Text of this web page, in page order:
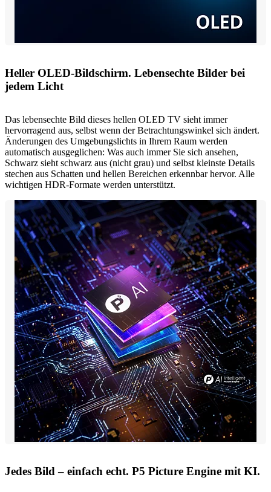
Heller OLED-Bildschirm. Lebensechte Bilder bei
jedem Licht
Das lebensechte Bild dieses hellen OLED TV sieht immer
hervorragend aus, selbst wenn der Betrachtungswinkel sich ändert.
Änderungen des Umgebungslichts in Ihrem Raum werden
automatisch ausgeglichen: Was auch immer Sie sich ansehen,
Schwarz sieht schwarz aus (nicht grau) und selbst kleinste Details
stechen aus Schatten und hellen Bereichen erkennbar hervor. Alle
wichtigen HDR-Formate werden unterstützt.
Jedes Bild – einfach echt. P5 Picture Engine mit KI.